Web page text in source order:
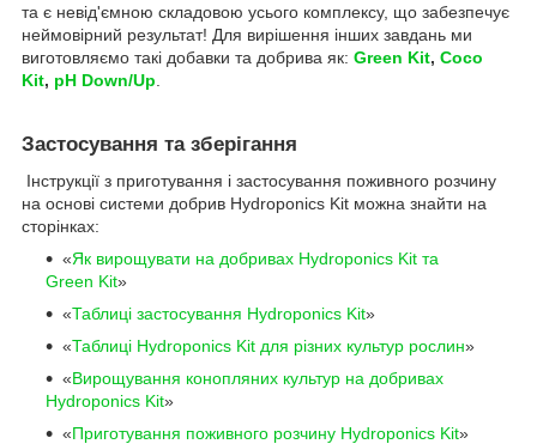
та є невід'ємною складовою усього комплексу, що забезпечує
неймовірний результат! Для вирішення інших завдань ми
виготовляємо такі добавки та добрива як: Green Kit, Coco
Kit, pH Down/Up
Застосування та зберігання
Інструкції з приготування і застосування поживного розчину
на основі системи добрив Hydroponics Kit можна знайти на
сторінках:
«Як вирощувати на добривах Hydroponics Kit та
Green Kit»
«Таблиці застосування Hydroponics Kit»
«Таблиці Hydroponics Kit для різних культур рослин»
«Вирощування конопляних культур на добривах
Hydroponics Kit»
«Приготування поживного розчину Hydroponics Kit»